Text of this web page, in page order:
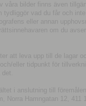
våra bilder finns även
tydliggör vad du får och
eller annan
om du
att leva upp till de lagar
eller tidpunkt för
i anslutning till
Norra Hamngatan 12, 411